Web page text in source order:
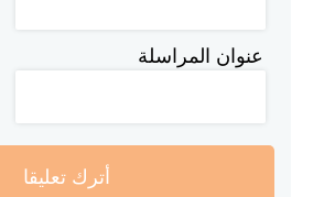
عنوان المراسلة
أترك تعليقا